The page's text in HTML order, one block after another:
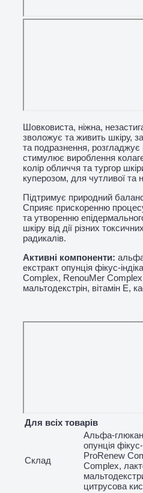
Шовковиста, ніжна,
зволожує та живить шкіру,
та подразнення,
стимулює вироблення
колір обличчя та тургор
куперозом, для чутливої ​​та
Підтримує природний
Сприяє прискоренню
та утворенню
шкіру від дії різних
радикалів.
Активні компоненти:
екстракт опунція фікус-
Complex, RenouMer Complex,
мальтодекстрін, вітамін Е,
Для всіх товарів
Склад
Альфа-глюкан
опунція
ProRenew
Complex,
цитрусова